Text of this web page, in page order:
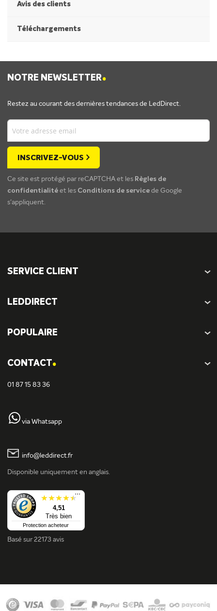
Avis des clients
Téléchargements
NOTRE NEWSLETTER.
Restez au courant des dernières tendances de LedDirect.
INSCRIVEZ-VOUS
Ce site est protégé par reCAPTCHA et les Règles de
confidentialité et les Conditions de service de Google
s'appliquent.
SERVICE CLIENT
LEDDIRECT
POPULAIRE
CONTACT.
01 87 15 83 36
via Whatsapp
info@leddirect.fr
Disponible uniquement en anglais.
4,51
Très bien
...
Protection acheteur
Basé sur22173 avis